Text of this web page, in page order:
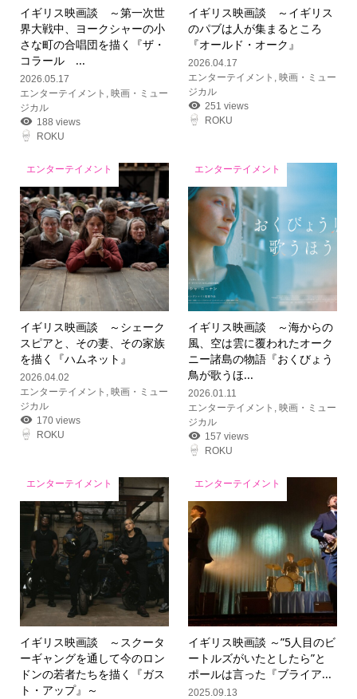
イギリス映画談 ～第一次世
界大戦中、ヨークシャーの小
さな町の合唱団を描く『ザ・
コラール ...
2026.05.17
エンターテイメント
映画・ミュー
ジカル
188 views
ROKU
イギリス映画談 ～イギリス
のパブは人が集まるところ
『オールド・オーク』
2026.04.17
エンターテイメント
,映画・ミュー
ジカル
251 views
ROKU
エンターテイメント
イギリス映画談 ～シェーク
スピアと、その妻、その家族
を描く『ハムネット』
2026.04.02
エンターテイメント , 映画・ミュー
ジカル
170 views
ROKU
エンターテイメント
イギリス映画談 ～海からの
風、空は雲に覆われたオーク
ニー諸島の物語『おくびょう
鳥が歌うほ...
2026.01.11
エンターテイメント , 映画・ミュー
ジカル
157 views
ROKU
エンターテイメント
イギリス映画談 ～スクータ
ーギャングを通して今のロン
ドンの若者たちを描く『ガス
ト・アップ』～
エンターテイメント
イギリス映画談 ～”5人目のビ
ートルズがいたとしたら”と
ポールは言った『ブライア...
2025.09.13